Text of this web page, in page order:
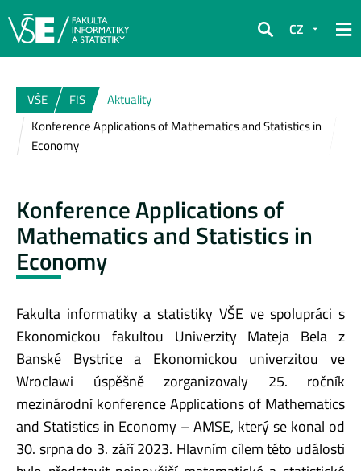
Hledat
CZ
VŠE FIS
Aktuality
Konference Applications of Mathematics and Statistics in
Economy
Konference Applications of
Mathematics and Statistics in
Economy
Fakulta informatiky a statistiky VŠE ve spolupráci s
Ekonomickou fakultou Univerzity Mateja Bela z
Banské Bystrice a Ekonomickou univerzitou ve
Wroclawi úspěšně zorganizovaly 25. ročník
mezinárodní konference Applications of Mathematics
and Statistics in Economy – AMSE, který se konal od
30. srpna do 3. září 2023. Hlavním cílem této události